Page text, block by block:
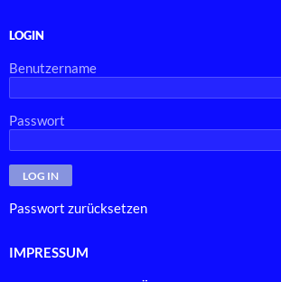
LOGIN
Benutzername
Passwort
Passwort zurücksetzen
IMPRESSUM